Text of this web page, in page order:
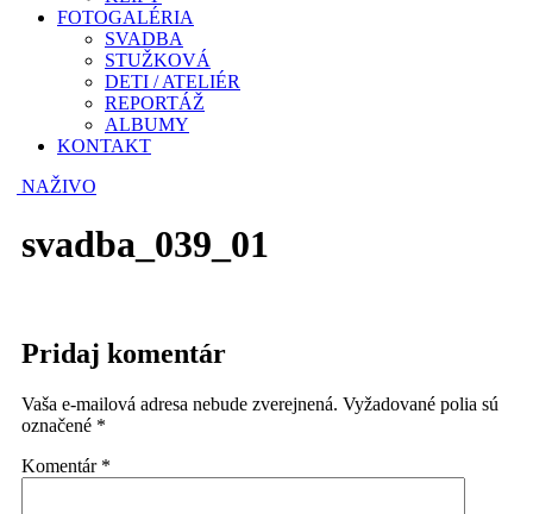
FOTOGALÉRIA
SVADBA
STUŽKOVÁ
DETI / ATELIÉR
REPORTÁŽ
ALBUMY
KONTAKT
NAŽIVO
svadba_039_01
Pridaj komentár
Vaša e-mailová adresa nebude zverejnená. Vyžadované polia sú
označené *
Komentár *